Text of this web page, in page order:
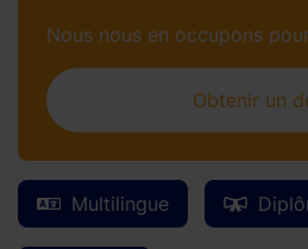
Multilingue
Nous nous en occupons
Obtenir un